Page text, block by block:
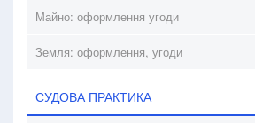
Майно: оформлення угоди
Земля: оформлення, угоди
СУДОВА ПРАКТИКА